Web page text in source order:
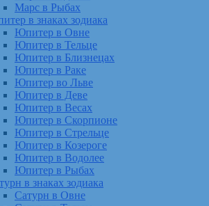
Марс в Рыбах
в знаках зодиака
Юпитер в Овне
Юпитер в Тельце
Юпитер в Близнецах
Юпитер в Раке
Юпитер во Льве
Юпитер в Деве
Юпитер в Весах
Юпитер в Скорпионе
Юпитер в Стрельце
Юпитер в Козероге
Юпитер в Водолее
Юпитер в Рыбах
в знаках зодиака
Сатурн в Овне